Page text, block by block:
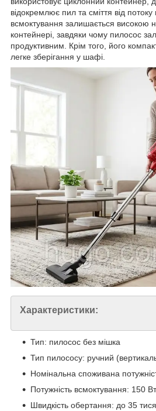
відокремлює пил та сміття від потоку
всмоктування залишається високою
контейнері, завдяки чому пилосос
продуктивним. Крім того, його
легке зберігання у шафі.
Характеристики:
Тип: пилосос без мішка
Тип пилососу: ручний
Номінальна споживана
Потужність всмоктування: 150 Вт
Швидкість обертання: до 35